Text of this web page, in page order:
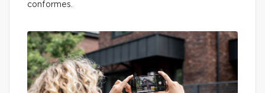
conformes.